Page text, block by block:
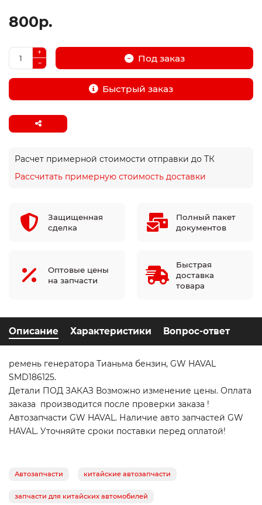
800р.
Под заказ
Быстрый заказ
Расчет примерной стоимости отправки до ТК
Рассчитать примерную стоимость доставки
Защищенная
сделка
Полный пакет
документов
Оптовые цены
на запчасти
Быстрая
доставка
товара
Описание Характеристики Вопрос-ответ
ремень генератора Тианьма бензин, GW HAVAL
SMD186125.
Детали ПОД ЗАКАЗ Возможно изменение цены. Оплата
заказа производится после проверки заказа !
Автозапчасти GW HAVAL. Наличие авто запчастей GW
HAVAL. Уточняйте сроки поставки перед оплатой!
Автозапчасти китайские автозапчасти
запчасти для китайских автомобилей